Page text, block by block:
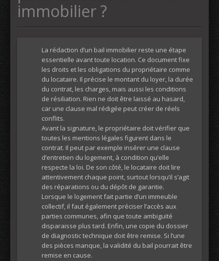
immobilier ?
La rédaction d’un bail immobilier reste une étape
essentielle avant toute location. Ce document fixe
les droits et les obligations du propriétaire comme
du locataire. Il précise le montant du loyer, la durée
du contrat, les charges, mais aussi les conditions
de résiliation. Rien ne doit être laissé au hasard,
car une clause mal rédigée peut créer de réels
conflits.
Avant la signature, le propriétaire doit vérifier que
toutes les mentions légales figurent dans le
contrat. Il peut par exemple insérer une clause
d’entretien du logement, à condition qu’elle
respecte la loi. De son côté, le locataire doit lire
attentivement chaque point, surtout lorsqu’il s’agit
des réparations ou du dépôt de garantie.
Lorsque le logement fait partie d’un immeuble
collectif, il faut également préciser l’accès aux
parties communes, afin que toute ambiguïté
disparaisse plus tard. Enfin, une copie du dossier
de diagnostic technique doit être remise. Si l’une
des pièces manque, la validité du bail pourrait être
remise en cause.